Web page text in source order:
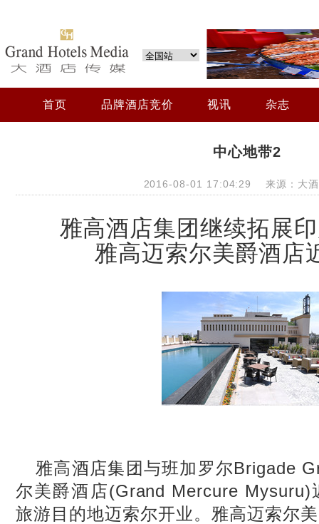
首页 品牌酒店竞价 视讯 杂志
中心地带2
2016-08-01 17:04:29 来源：大酒
雅高酒店集团继续拓展
雅高迈索尔美爵酒店
雅高酒店集团与班加罗尔Brigade
尔美爵酒店(Grand Mercure
旅游目的地迈索尔开业。雅高迈索尔